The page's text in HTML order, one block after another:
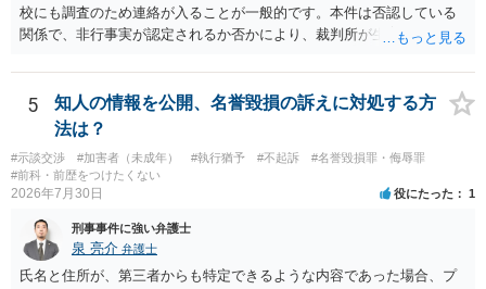
校にも調査のため連絡が入ることが一般的です。本件は否認している
関係で、非行事実が認定されるか否かにより、裁判所が生育歴なども
ば無罪であり、非行がないのですから、その先の調査はないかと思い
ます。ご参考にしてください。
5
知人の情報を公開、名誉毀損の訴えに対処する方
法は？
#示談交渉 #加害者（未成年） #執行猶予 #不起訴
#名誉毀損罪・侮辱罪
#前科・前歴をつけたくない
2026年7月30日 役にたった 1
刑事事件に強い弁護士
泉 亮介 弁護士
氏名と住所が、第三者からも特定できるような内容であった場合、プ